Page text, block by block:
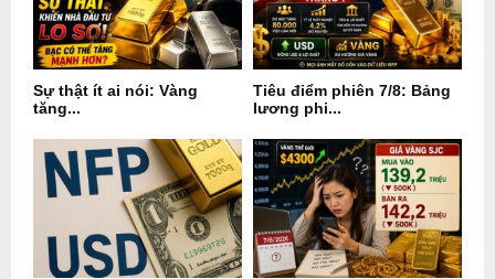
Sự thật ít ai nói: Vàng
tăng...
Tiêu điểm phiên 7/8: Bảng
lương phi...